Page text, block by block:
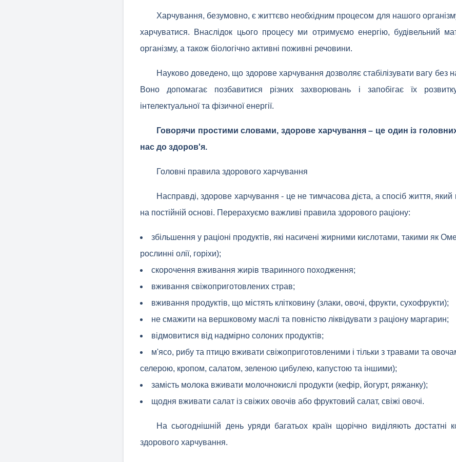
Харчування, безумовно, є життєво необхідним процесом для нашого
харчуватися. Внаслідок цього процесу ми отримуємо енергію, будівельний
організму, а також біологічно активні поживні речовини.
Науково доведено, що здорове харчування дозволяє стабілізувати вагу без
Воно допомагає позбавитися різних захворювань і запобігає їх
інтелектуальної та фізичної енергії.
Говорячи простими словами, здорове харчування – це один із
нас до здоров'я.
Головні правила здорового харчування
Насправді, здорове харчування - це не тимчасова дієта, а спосіб життя,
на постійній основі. Перерахуємо важливі правила здорового раціону:
збільшення у раціоні продуктів, які насичені жирними кислотами, такими як
рослинні олії, горіхи);
скорочення вживання жирів тваринного походження;
вживання свіжоприготовлених страв;
вживання продуктів, що містять клітковину (злаки, овочі, фрукти, сухофрукти);
не смажити на вершковому маслі та повністю ліквідувати з раціону маргарин;
відмовитися від надмірно солоних продуктів;
м'ясо, рибу та птицю вживати свіжоприготовленими і тільки з травами та
селерою, кропом, салатом, зеленою цибулею, капустою та іншими);
замість молока вживати молочнокислі продукти (кефір, йогурт, ряжанку);
щодня вживати салат із свіжих овочів або фруктовий салат, свіжі овочі.
На сьогоднішній день уряди багатьох країн щорічно виділяють достатні
здорового харчування.